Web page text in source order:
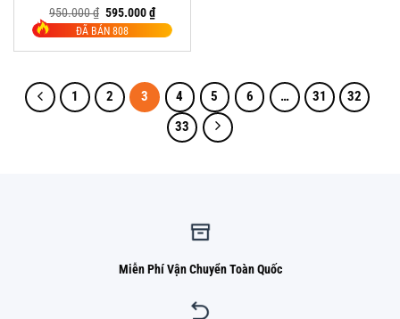
0
trên
5
0
đánh
950.000₫ Giá
gốc
là:
595.000₫Giá
hiện
tại
ĐÃ BÁN 808
1 2 3 4 5 6 … 31
32
33
Miễn Phí Vận Chuyển Toàn Quốc